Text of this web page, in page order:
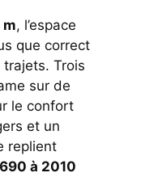
m, l’espace
que correct
Trois
sur de
le confort
et un
replient
690 à 2010